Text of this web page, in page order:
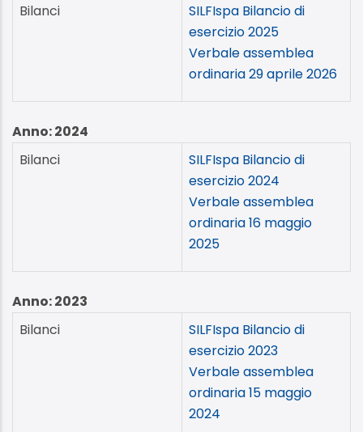
Bilanci
SILFIspa Bilancio di
esercizio 2025
Verbale assemblea
ordinaria 29 aprile 2026
Anno: 2024
Bilanci
SILFIspa Bilancio di
esercizio 2024
Verbale assemblea
ordinaria 16 maggio
2025
Anno: 2023
Bilanci
SILFIspa Bilancio di
esercizio 2023
Verbale assemblea
ordinaria 15 maggio
2024